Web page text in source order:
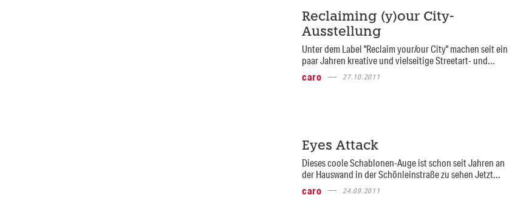
Reclaiming (y)our City-
Ausstellung
Unter dem Label "Reclaim your/our City" machen seit ein
paar Jahren kreative und vielseitige Streetart- und...
caro
27.10.2011
Eyes Attack
Dieses coole Schablonen-Auge ist schon seit Jahren an
der Hauswand in der Schönleinstraße zu sehen Jetzt...
caro
24.09.2011